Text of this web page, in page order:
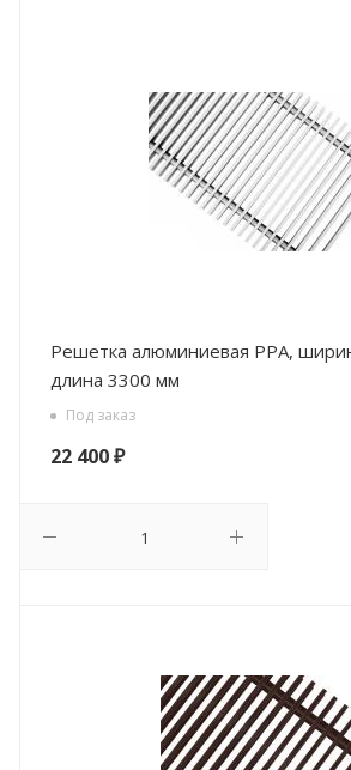
Решетка алюминиевая РРА, ширина 350 мм х
длина 3300 мм
Под заказ
22 400₽